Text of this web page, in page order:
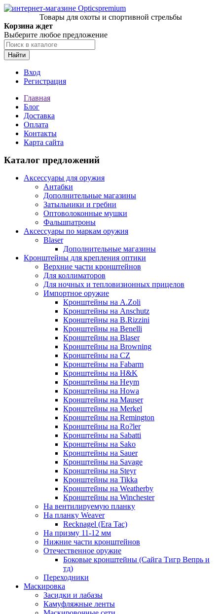
Товары для охоты и спортивной стрельбы
Корзина ждет
Выберите любое предложение
Найти
Вход
Регистрация
Главная
Блог
Доставка
Оплата
Контакты
Карта сайта
Каталог предложений
Аксессуары для оружия
Антабки
Дополнительные магазины
Затыльники и гребни
Оптоволоконные мушки
Фальшпатроны
Аксессуары по маркам оружия
Blaser
Дополнительные магазины
Кронштейны для крепления оптики
Верхние части кронштейнов
Для коллиматоров
Для ночных и тепловизионных прицелов
Импортное оружие
Кронштейны на A.Zoli
Кронштейны на Anschutz
Кронштейны на B.Rizzini
Кронштейны на Benelli
Кронштейны на Blaser
Кронштейны на Browning
Кронштейны на CZ
Кронштейны на Fabarm
Кронштейны на H&K
Кронштейны на Heym
Кронштейны на Howa
Кронштейны на Mauser
Кронштейны на Merkel
Кронштейны на Remington
Кронштейны на Ro?ler
Кронштейны на Sabatti
Кронштейны на Sako
Кронштейны на Sauer
Кронштейны на Savage
Кронштейны на Steyr
Кронштейны на Tikka
Кронштейны на Weatherby
Кронштейны на Winchester
На вентилируемую планку
На планку Weaver
Recknagel (Era Tac)
На призму 11-12 мм
Нижние части кронштейнов
Отечественное оружие
Боковые кронштейны (Сайга Тигр Вепрь и
тд)
Переходники
Маскировка
Засидки и лабазы
Камуфляжные ленты